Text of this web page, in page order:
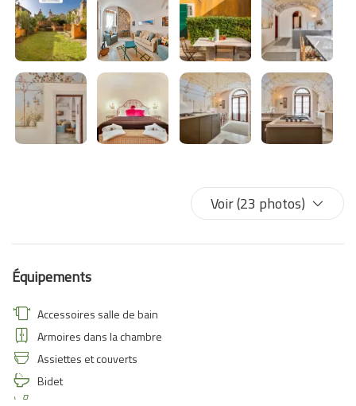
Voir (23 photos)
Équipements
Accessoires salle de bain
Armoires dans la chambre
Assiettes et couverts
Bidet